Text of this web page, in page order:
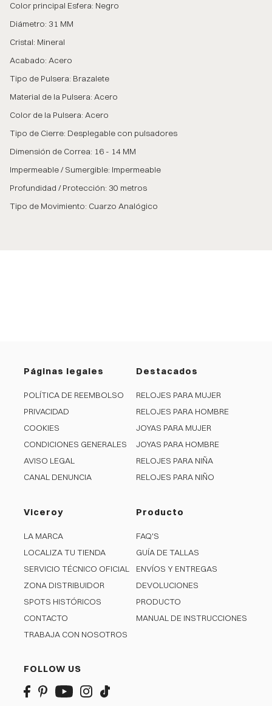
Color principal Esfera: Negro
Diámetro: 31 MM
Cristal: Mineral
Acabado: Acero
Tipo de Pulsera: Brazalete
Material de la Pulsera: Acero
Color de la Pulsera: Acero
Tipo de Cierre: Desplegable con pulsadores
Dimensión de Correa: 16 - 14 MM
Impermeable / Sumergible: Impermeable
Profundidad / Protección: 30 metros
Tipo de Movimiento: Cuarzo Analógico
Páginas legales
POLÍTICA DE REEMBOLSO
PRIVACIDAD
COOKIES
CONDICIONES GENERALES
AVISO LEGAL
CANAL DENUNCIA
Destacados
RELOJES PARA MUJER
RELOJES PARA HOMBRE
JOYAS PARA MUJER
JOYAS PARA HOMBRE
RELOJES PARA NIÑA
RELOJES PARA NIÑO
Viceroy
LA MARCA
LOCALIZA TU TIENDA
SERVICIO TÉCNICO OFICIAL
ZONA DISTRIBUIDOR
SPOTS HISTÓRICOS
CONTACTO
TRABAJA CON NOSOTROS
Producto
FAQ'S
GUÍA DE TALLAS
ENVÍOS Y ENTREGAS
DEVOLUCIONES
PRODUCTO
MANUAL DE INSTRUCCIONES
FOLLOW US